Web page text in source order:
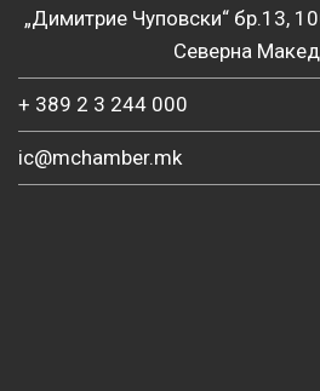
„Димитрие Чуповски“ бр.13,
Северна
+ 389 2 3 244 000
ic@mchamber.mk